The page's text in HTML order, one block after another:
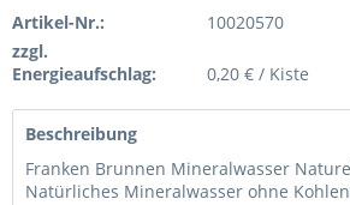
Artikel-Nr.:
10020570
zzgl.
Energieaufschlag:
0,20 € / Kiste
Beschreibung
Franken Brunnen Mineralwasser
Natürliches Mineralwasser ohne